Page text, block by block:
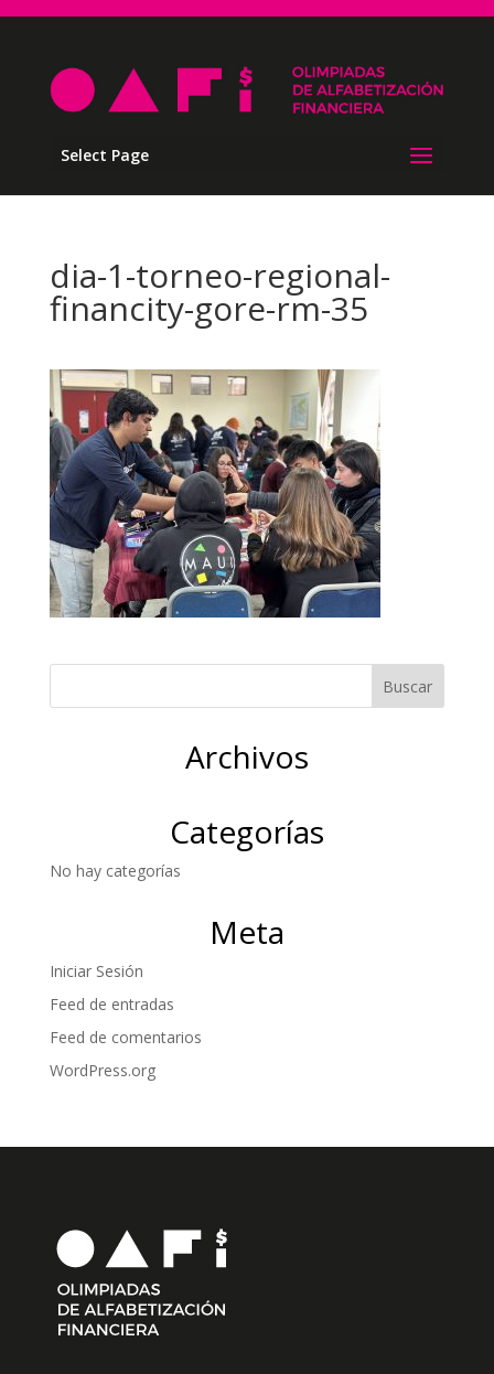
Select Page
dia-1-torneo-regional-
financity-gore-rm-35
Archivos
Categorías
No hay categorías
Meta
Iniciar Sesión
Feed de entradas
Feed de comentarios
WordPress.org